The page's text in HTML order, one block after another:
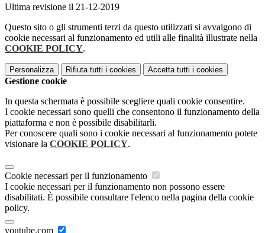
Ultima revisione il 21-12-2019
Questo sito o gli strumenti terzi da questo utilizzati si avvalgono di
cookie necessari al funzionamento ed utili alle finalità illustrate nella
COOKIE POLICY.
Personalizza Rifiuta tutti i cookies Accetta tutti i cookies
Gestione cookie
In questa schermata è possibile scegliere quali cookie consentire.
I cookie necessari sono quelli che consentono il funzionamento della
piattaforma e non è possibile disabilitarli.
Per conoscere quali sono i cookie necessari al funzionamento potete
visionare la COOKIE POLICY.
Cookie necessari per il funzionamento
I cookie necessari per il funzionamento non possono essere
disabilitati. È possibile consultare l'elenco nella pagina della cookie
policy.
youtube.com